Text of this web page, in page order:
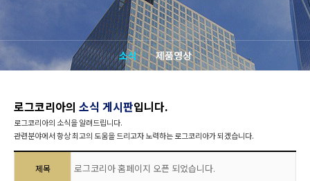
소식 제품영상
로그코리아의 소식 게시판입니다.
로그코리아의 소식을 알려드립니다.
관련분야에서 항상 최고의 도움을 드리고자 노력하는 로그코리아가 되겠습니다.
제목 로그코리아 홈페이지 오픈 되었습니다.